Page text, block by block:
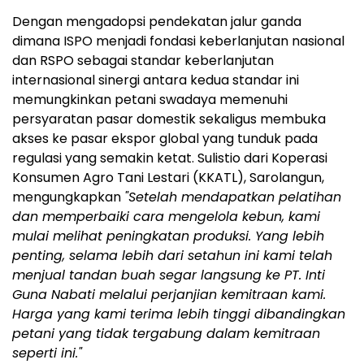
Dengan mengadopsi pendekatan jalur ganda
dimana ISPO menjadi fondasi keberlanjutan nasional
dan RSPO sebagai standar keberlanjutan
internasional sinergi antara kedua standar ini
memungkinkan petani swadaya memenuhi
persyaratan pasar domestik sekaligus membuka
akses ke pasar ekspor global yang tunduk pada
regulasi yang semakin ketat. Sulistio dari Koperasi
Konsumen Agro Tani Lestari (KKATL), Sarolangun,
mengungkapkan "Setelah mendapatkan pelatihan
dan memperbaiki cara mengelola kebun, kami
mulai melihat peningkatan produksi. Yang lebih
penting, selama lebih dari setahun ini kami telah
menjual tandan buah segar langsung ke PT. Inti
Guna Nabati melalui perjanjian kemitraan kami.
Harga yang kami terima lebih tinggi dibandingkan
petani yang tidak tergabung dalam kemitraan
seperti ini."